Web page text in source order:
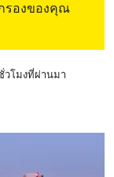
รองของคุณ
วโมงที่ผ่านมา